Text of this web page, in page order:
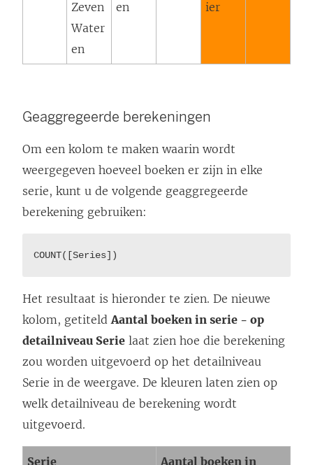
Zeven
Water
en
en
ier
Geaggregeerde berekeningen
Om een kolom te maken waarin wordt
weergegeven hoeveel boeken er zijn in elke
serie, kunt u de volgende geaggregeerde
berekening gebruiken:
COUNT([Series])
Het resultaat is hieronder te zien. De nieuwe
kolom, getiteldAantal boeken in serie - op
detailniveau Serie laat zien hoe die berekening
zou worden uitgevoerd op het detailniveau
Serie in de weergave. De kleuren laten zien op
welk detailniveau de berekening wordt
uitgevoerd.
Serie Aantal boeken in